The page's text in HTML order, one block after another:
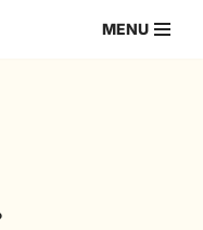
MENU